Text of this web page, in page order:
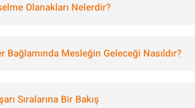
Olanakları Nelerdir?
Mesleğin Geleceği Nasıldır?
Sıralarına Bir Bakış